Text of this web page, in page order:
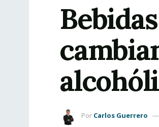
Por Carlos Guerrero